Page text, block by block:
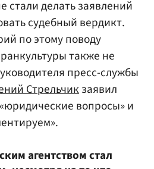
стали делать заявлений
судебный вердикт.
по этому поводу
также не
пресс-службы
Стрельчикзаявил
«юридические вопросы» и
агентством стал